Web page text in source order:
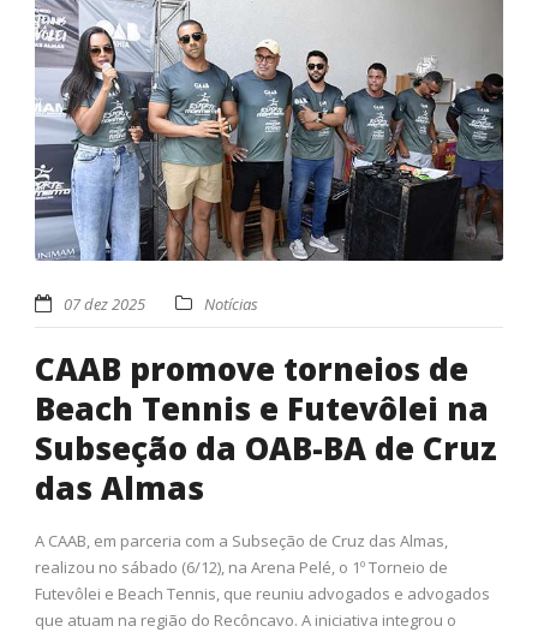
07 dez 2025 Notícias
CAAB promove torneios de
Beach Tennis e Futevôlei na
Subseção da OAB-BA de Cruz
das Almas
A CAAB, em parceria com a Subseção de Cruz das Almas,
realizou no sábado (6/12), na Arena Pelé, o 1º Torneio de
Futevôlei e Beach Tennis, que reuniu advogados e advogados
que atuam na região do Recôncavo. A iniciativa integrou o